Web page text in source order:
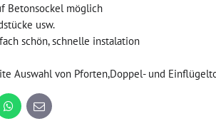
Betonsockel möglich
usw.
schön, schnelle instalation
Auswahl von Pforten,Doppel- und
WhatsApp
E-
mail